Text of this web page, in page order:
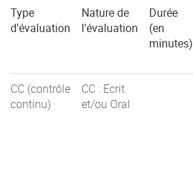
Type
d'évaluation
Nature de
l'évaluation
Durée
(en
minutes)
CC (contrôle
continu)
CC : Ecrit
et/ou Oral